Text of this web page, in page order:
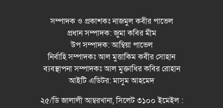
ইসলাম বলেছেন
সিলেটে গ্যাস সংকট নিয়ে যা বলল
জালালাবাদ
অঙ্গীকারে নতুন দিগন্তে মেট্রোপলিটন
সম্পাদক ও প্রকাশকঃ নাজমুল কবীর পাভেল
প্রধান সম্পাদক: জুমা কবির মীম
উপ সম্পাদক: আম্বিয়া পাভেল
নির্বাহি সম্পাদকঃ আল মুত্তাকিম কবীর সোহান
ব্যবস্থাপনা সম্পাদকঃ আল মুক্তাধির কবির রোহান
আইটি এডিটর: মাসুম আহমেদ
২৫/ডি জালালী আম্বরখানা, সিলেট ৩১০০ ইমেইল :